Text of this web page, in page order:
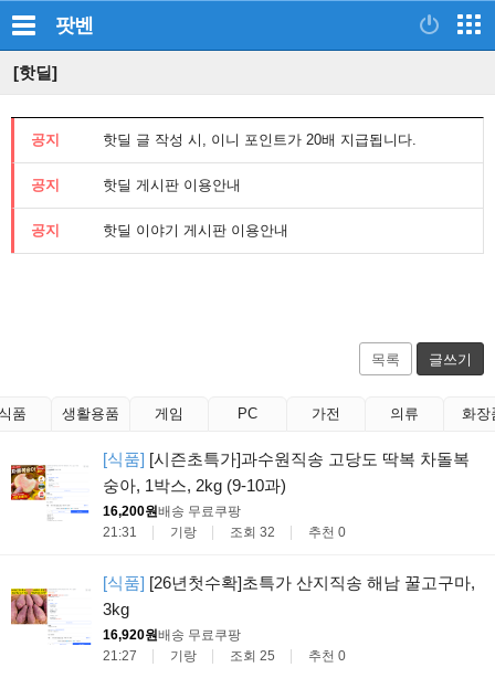
팟벤
[핫딜]
공지 핫딜 글 작성 시, 이니 포인트가 20배 지급됩니다.
공지 핫딜 게시판 이용안내
공지 핫딜 이야기 게시판 이용안내
목록 글쓰기
품 생활용품 게임 PC 가전 의류 화장
[식품] [시즌초특가]과수원직송 고당도 딱복 차돌복
숭아, 1박스, 2kg (9-10과)
16,200원배송 무료쿠팡
21:31
기랑 조회 32 추천 0
[식품] [26년첫수확]초특가 산지직송 해남 꿀고구마,
3kg
16,920원배송 무료쿠팡
21:27
기랑 조회 25 추천 0